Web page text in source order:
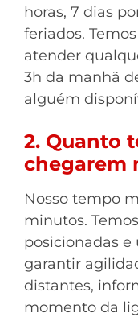
horas, 7 dias
feriados.
atender
3h da manhã
alguém
2. Quanto
chegarem
Nosso tempo
minutos.
posicionadas
garantir
distantes,
momento da